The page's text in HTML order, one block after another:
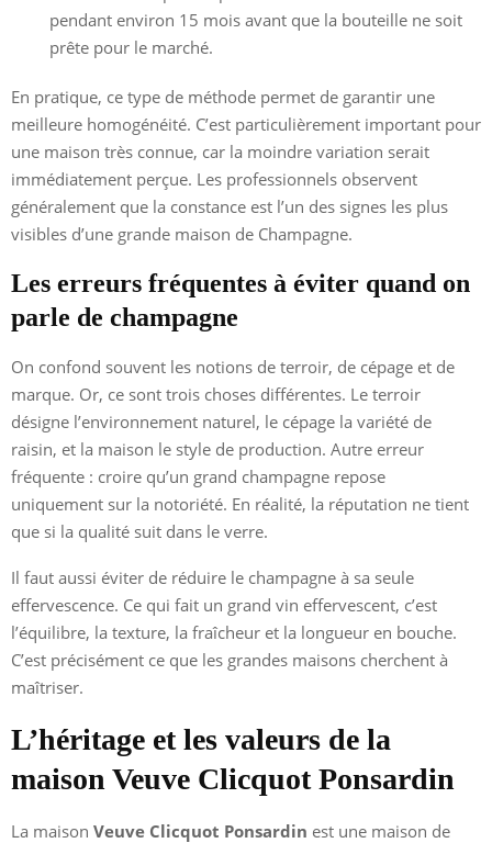
pendant environ 15 mois avant que la bouteille ne soit
prête pour le marché.
En pratique, ce type de méthode permet de garantir une
meilleure homogénéité. C’est particulièrement important pour
une maison très connue, car la moindre variation serait
immédiatement perçue. Les professionnels observent
généralement que la constance est l’un des signes les plus
visibles d’une grande maison de Champagne.
Les erreurs fréquentes à éviter quand on
parle de champagne
On confond souvent les notions de terroir, de cépage et de
marque. Or, ce sont trois choses différentes. Le terroir
désigne l’environnement naturel, le cépage la variété de
raisin, et la maison le style de production. Autre erreur
fréquente : croire qu’un grand champagne repose
uniquement sur la notoriété. En réalité, la réputation ne tient
que si la qualité suit dans le verre.
Il faut aussi éviter de réduire le champagne à sa seule
effervescence. Ce qui fait un grand vin effervescent, c’est
l’équilibre, la texture, la fraîcheur et la longueur en bouche.
C’est précisément ce que les grandes maisons cherchent à
maîtriser.
L’héritage et les valeurs de la
maison Veuve Clicquot Ponsardin
La maison Veuve Clicquot Ponsardin est une maison de